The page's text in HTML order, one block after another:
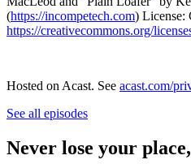
(https://incompetech.com) License:
https://creativecommons.org/
Hosted on Acast. See acast.com/
See all episodes
Never lose your